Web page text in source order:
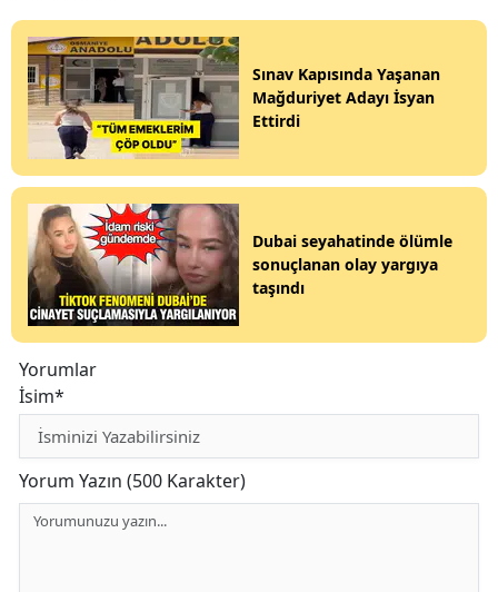
Sınav Kapısında Yaşanan
Mağduriyet Adayı İsyan
Ettirdi
Dubai seyahatinde ölümle
sonuçlanan olay yargıya
taşındı
Yorumlar
İsim*
Yorum Yazın (500 Karakter)